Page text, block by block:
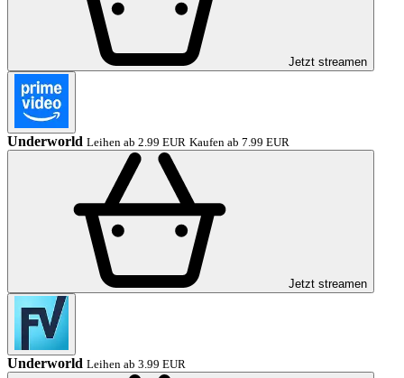
Jetzt streamen
Underworld Leihen ab 2.99 EUR Kaufen ab 7.99 EUR
Jetzt streamen
Underworld Leihen ab 3.99 EUR